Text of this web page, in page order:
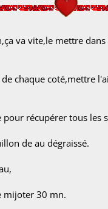
va vite,le mettre
chaque coté,mettre
récupérer tous les
de au dégraissé.
mijoter 30 mn.